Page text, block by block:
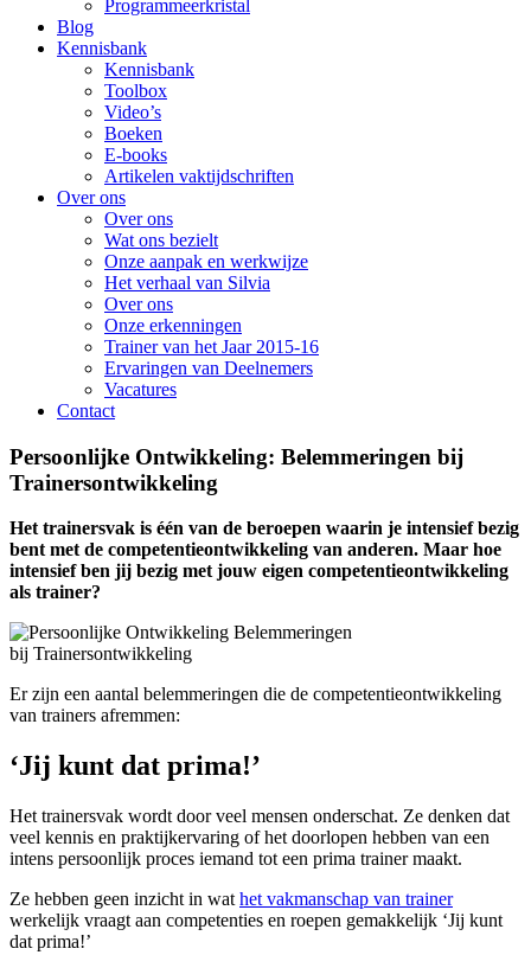
Programmeerkristal
Blog
Kennisbank
Kennisbank
Toolbox
Video’s
Boeken
E-books
Artikelen vaktijdschriften
Over ons
Over ons
Wat ons bezielt
Onze aanpak en werkwijze
Het verhaal van Silvia
Over ons
Onze erkenningen
Trainer van het Jaar 2015-16
Ervaringen van Deelnemers
Vacatures
Contact
Persoonlijke Ontwikkeling: Belemmeringen bij
Trainersontwikkeling
Het trainersvak is één van de beroepen waarin je intensief bezig
bent met de competentieontwikkeling van anderen. Maar hoe
intensief ben jij bezig met jouw eigen competentieontwikkeling
als trainer?
Er zijn een aantal belemmeringen die de competentieontwikkeling
van trainers afremmen:
‘Jij kunt dat prima!’
Het trainersvak wordt door veel mensen onderschat. Ze denken dat
veel kennis en praktijkervaring of het doorlopen hebben van een
intens persoonlijk proces iemand tot een prima trainer maakt.
Ze hebben geen inzicht in wat het vakmanschap van trainer
werkelijk vraagt aan competenties en roepen gemakkelijk ‘Jij kunt
dat prima!’